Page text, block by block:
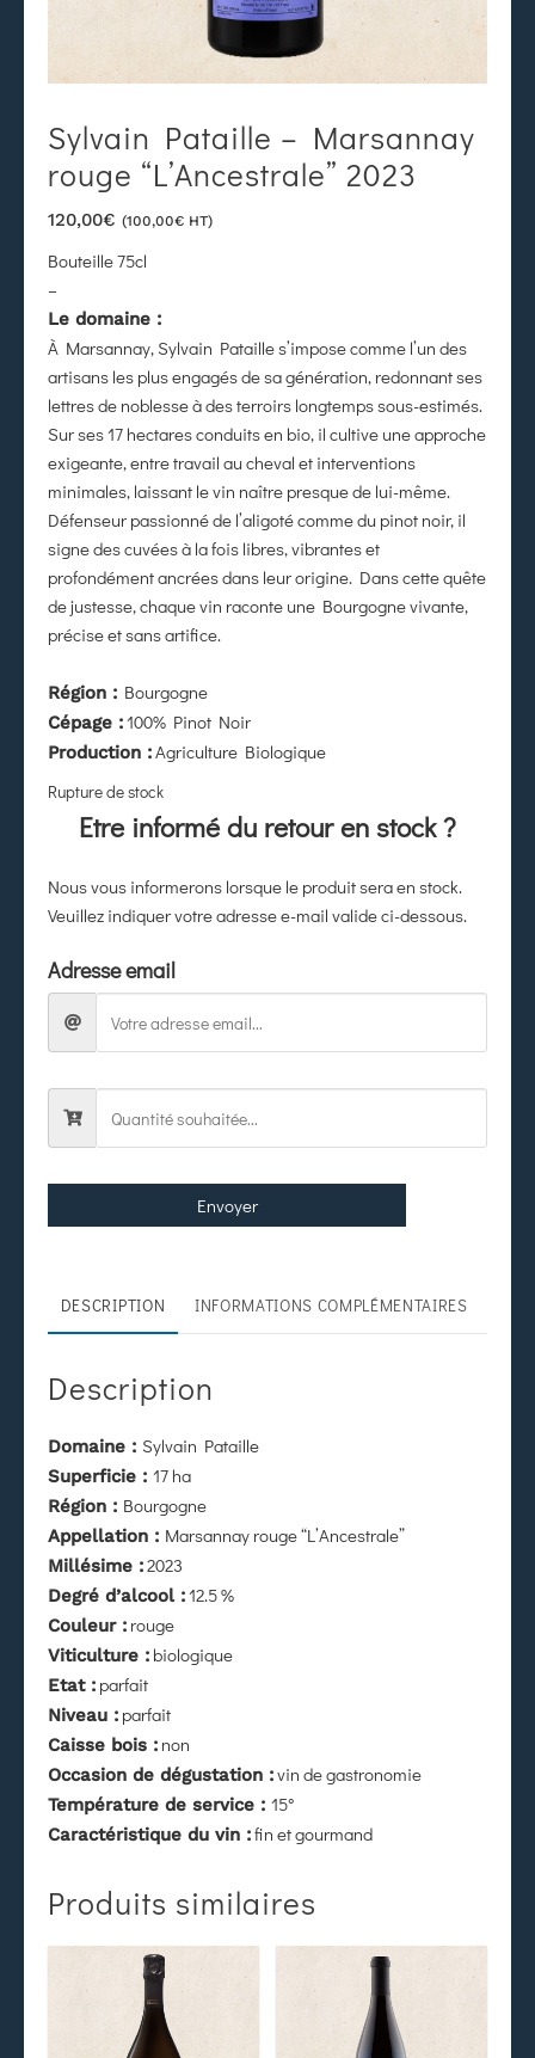
Sylvain Pataille – Marsannay
rouge “L’Ancestrale” 2023
120,00€ (100,00€ HT)
Bouteille 75cl
–
Le domaine :
À Marsannay, Sylvain Pataille s’impose comme l’un des
artisans les plus engagés de sa génération, redonnant ses
lettres de noblesse à des terroirs longtemps sous-estimés.
Sur ses 17 hectares conduits en bio, il cultive une approche
exigeante, entre travail au cheval et interventions
minimales, laissant le vin naître presque de lui-même.
Défenseur passionné de l’aligoté comme du pinot noir, il
signe des cuvées à la fois libres, vibrantes et
profondément ancrées dans leur origine. Dans cette quête
de justesse, chaque vin raconte une Bourgogne vivante,
précise et sans artifice.
Région : Bourgogne
Cépage :100% Pinot Noir
Production :Agriculture Biologique
Rupture de stock
Etre informé du retour en stock ?
Nous vous informerons lorsque le produit sera en stock.
Veuillez indiquer votre adresse e-mail valide ci-dessous.
Adresse email
Envoyer
DESCRIPTION INFORMATIONS COMPLÉMENTAIRES
Description
Domaine : Sylvain Pataille
Superficie : 17 ha
Région : Bourgogne
Appellation : Marsannay rouge “L’Ancestrale”
Millésime :2023
Degré d’alcool :12.5 %
Couleur : rouge
Viticulture : biologique
Etat : parfait
Niveau : parfait
Caisse bois : non
Occasion de dégustation :vin de gastronomie
Température de service : 15°
Caractéristique du vin :fin et gourmand
Produits similaires